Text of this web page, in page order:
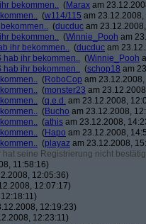
bekommen.. (Marax am
(w114/115 am 23.12.2008,
(ducduc am
bekommen.. (Winnie_Pooh am
ihr bekommen.. (ducduc am
hab ihr bekommen.. (Winnie_Pooh
hab ihr bekommen.. (schop18 am
(RoboCop am
(monster23 am
(q.e.d. am 23.12.2008,
(Bucho am 23.12.2008,
(athis am 23.12.2008,
(Hapo am 23.12.2008,
(playaz am 23.12.2008,
seine Registrierung nicht
11:58:16)
12:05:36)
12:07:17)
12:19:23)
12:23:11)